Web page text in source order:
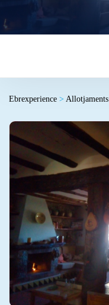
Ebrexperience > Allotjaments